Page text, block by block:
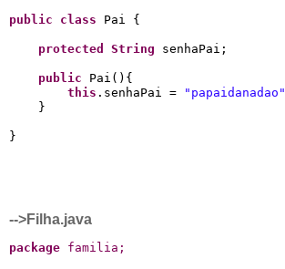
public class Pai {
protected String senhaPai;
public Pai(){
this .senhaPai = "papaidanadao"
    }
-->Filha.java
package familia ;